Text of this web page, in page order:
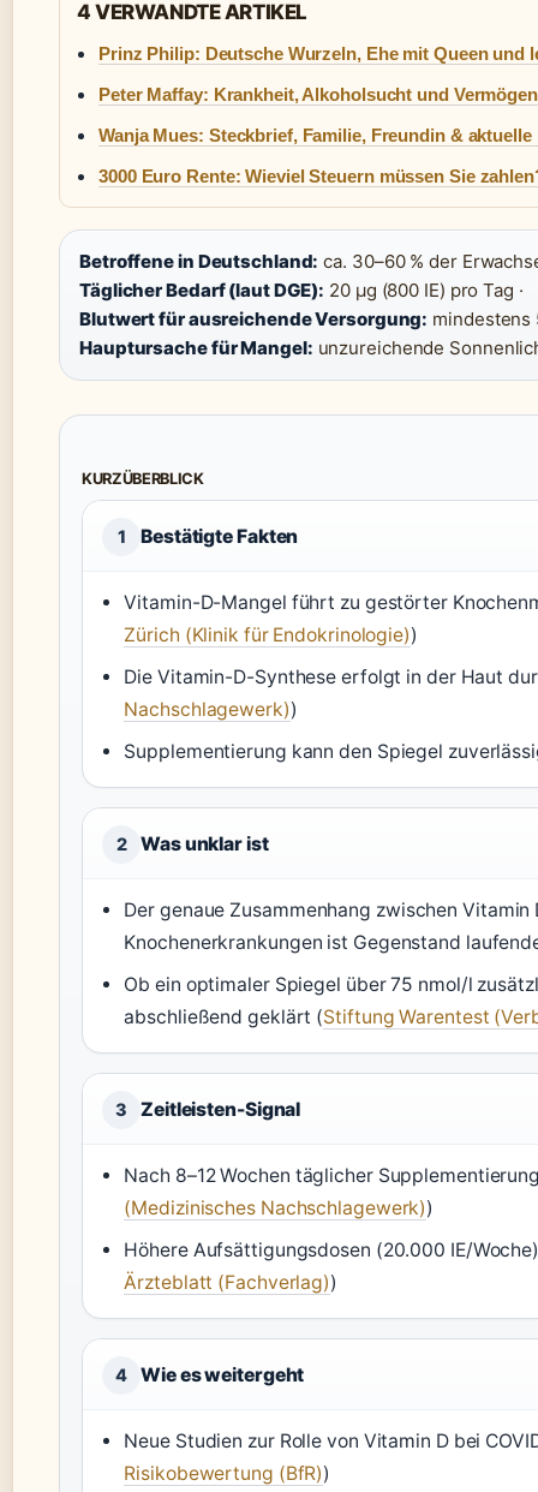
4 VERWANDTE ARTIKEL
Prinz Philip: Deutsche Wurzeln, Ehe mit Queen und
Peter Maffay: Krankheit, Alkoholsucht und
Wanja Mues: Steckbrief, Familie, Freundin & aktuelle
3000 Euro Rente: Wieviel Steuern müssen Sie
Betroffene in Deutschland: ca. 30–60 % der
Täglicher Bedarf (laut DGE): 20 µg (800 IE) pro Tag ·
Blutwert für ausreichende Versorgung: mindestens
Hauptursache für Mangel: unzureichende
KURZÜBERBLICK
1 Bestätigte Fakten
Vitamin-D-Mangel führt zu gestörter
Zürich (Klinik für Endokrinologie))
Die Vitamin-D-Synthese erfolgt in der Haut
Nachschlagewerk))
Supplementierung kann den Spiegel
2 Was unklar ist
Der genaue Zusammenhang zwischen
Knochenerkrankungen ist Gegenstand
Ob ein optimaler Spiegel über 75 nmol/l
abschließend geklärt (Stiftung Warentest
3 Zeitleisten-Signal
Nach 8–12 Wochen täglicher
(Medizinisches Nachschlagewerk))
Höhere Aufsättigungsdosen (20.000 IE/
Ärzteblatt (Fachverlag))
4 Wie es weitergeht
Neue Studien zur Rolle von Vitamin D bei
Risikobewertung (BfR))